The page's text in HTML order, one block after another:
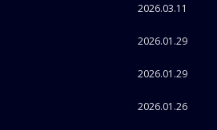
2026.03.11
2026.01.29
2026.01.29
2026.01.26